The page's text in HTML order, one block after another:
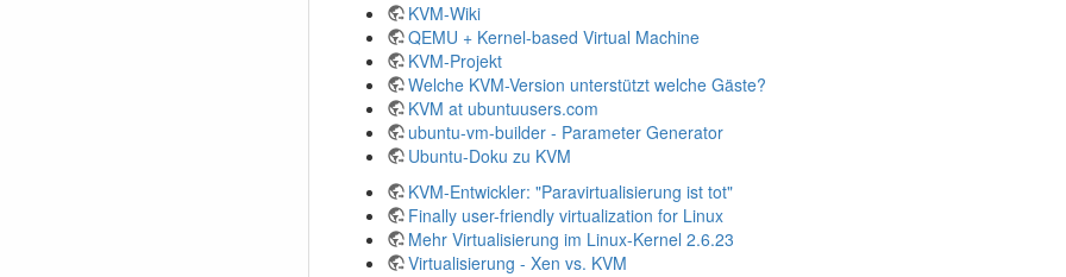
KVM-Wiki
QEMU + Kernel-based Virtual Machine
KVM-Projekt
Welche KVM-Version unterstützt welche Gäste?
KVM at ubuntuusers.com
ubuntu-vm-builder - Parameter Generator
Ubuntu-Doku zu KVM
KVM-Entwickler: "Paravirtualisierung ist tot"
Finally user-friendly virtualization for Linux
Mehr Virtualisierung im Linux-Kernel 2.6.23
Virtualisierung - Xen vs. KVM